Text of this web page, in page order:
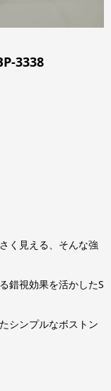
3338
く見える、そんな強
錯視効果を活かしたS
シンプルなボストン